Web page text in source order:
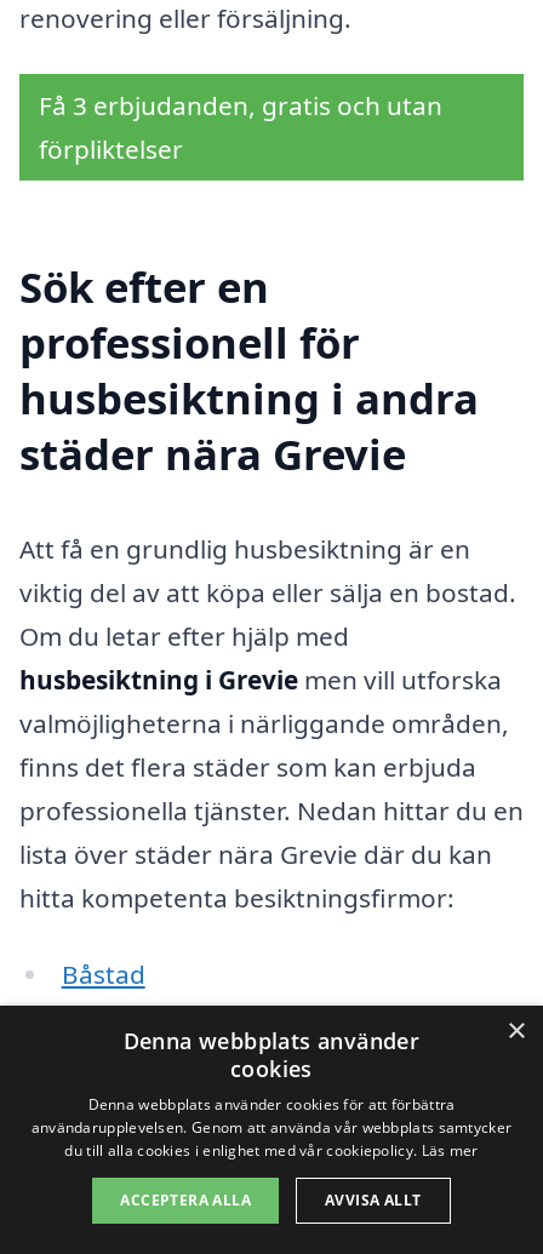
renovering eller försäljning.
Få 3 erbjudanden, gratis och utan
förpliktelser
Sök efter en
professionell för
husbesiktning i andra
städer nära Grevie
Att få en grundlig husbesiktning är en
viktig del av att köpa eller sälja en bostad.
Om du letar efter hjälp med
husbesiktning i Grevie men vill utforska
valmöjligheterna i närliggande områden,
finns det flera städer som kan erbjuda
professionella tjänster. Nedan hittar du en
lista över städer nära Grevie där du kan
hitta kompetenta besiktningsfirmor:
Båstad
Östra Karup
Skåne Vahl
Förslöv
×
Denna webbplats använder
cookies
Denna webbplats använder cookies för att förbättra
användarupplevelsen. Genom att använda vår webbplats samtycker
du till alla cookies i enlighet med vår cookiepolicy. Läs mer
ACCEPTERA ALLA AVVISA ALLT